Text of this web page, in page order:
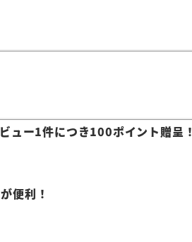
ュー1件につき100ポイント贈呈！
便利！